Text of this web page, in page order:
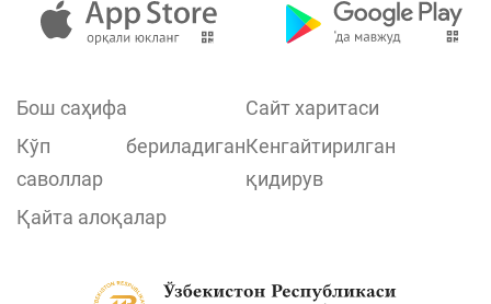
Бош саҳифа
Сайт харитаси
Кўп бериладиган
саволлар
Кенгайтирилган
қидирув
Қайта алоқалар